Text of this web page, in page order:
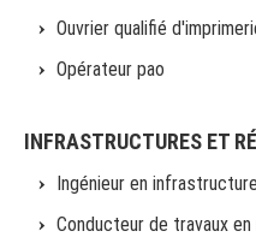
Ouvrier qualifié
Opérateur pao
INFRASTRUCTURES ET
Ingénieur en
Conducteur de travaux